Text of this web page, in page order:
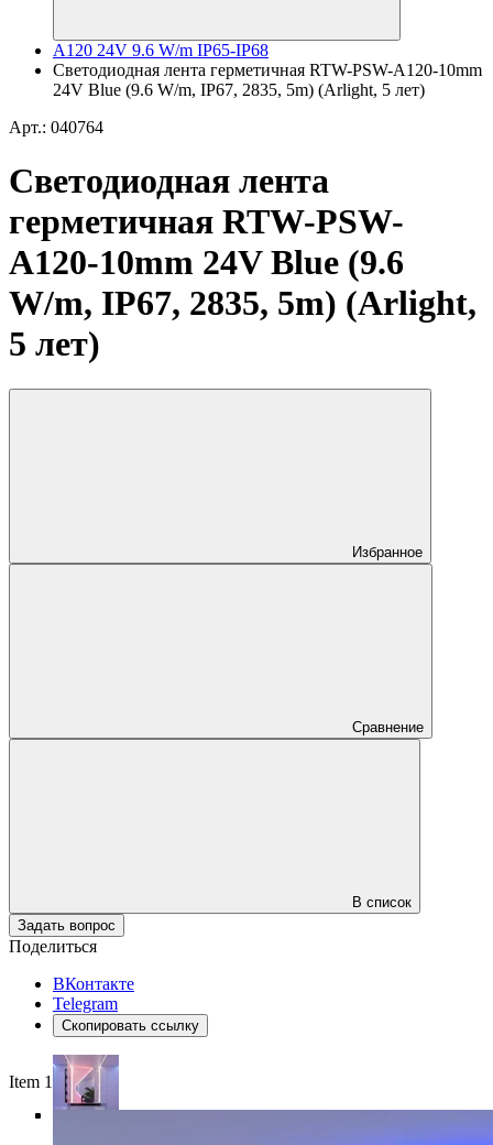
A120 24V 9.6 W/m IP65-IP68
Светодиодная лента герметичная RTW-PSW-A120-10mm
24V Blue (9.6 W/m, IP67, 2835, 5m) (Arlight, 5 лет)
Арт.: 040764
Светодиодная лента
герметичная RTW-PSW-
A120-10mm 24V Blue (9.6
W/m, IP67, 2835, 5m) (Arlight,
5 лет)
Избранное
Сравнение
В список
Задать вопрос
Поделиться
ВКонтакте
Telegram
Скопировать ссылку
Item 1 of 5